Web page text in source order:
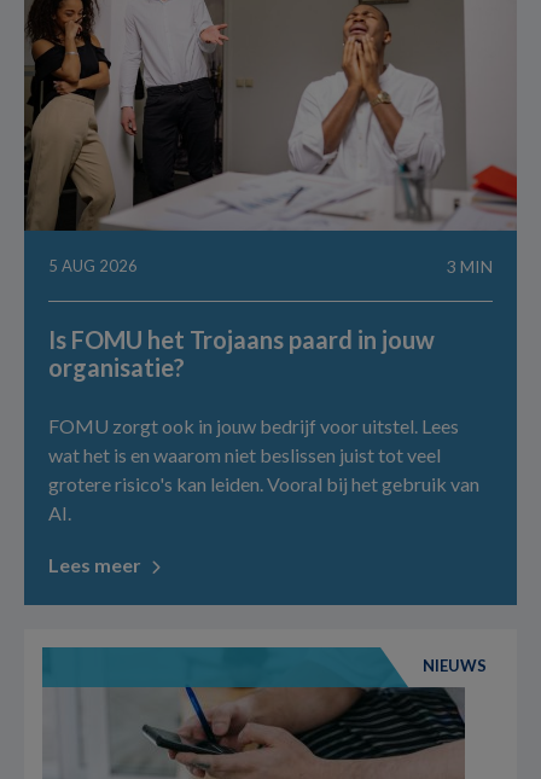
5 AUG 2026 3 MIN
Is FOMU het Trojaans paard in jouw
organisatie?
FOMU zorgt ook in jouw bedrijf voor uitstel. Lees
wat het is en waarom niet beslissen juist tot veel
grotere risico's kan leiden. Vooral bij het gebruik van
AI.
Lees meer
NIEUWS